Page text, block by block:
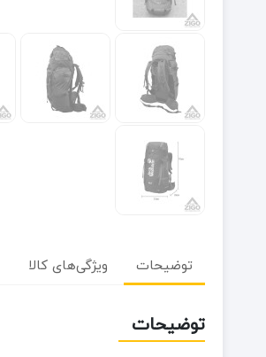
توضیحات ویژگی‌های کالا
توضیحات